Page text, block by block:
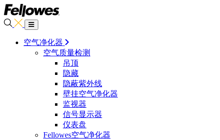
空气净化器
空气质量检测
吊顶
隐藏
隐蔽紫外线
壁挂空气净化器
监视器
信号显示器
仪表盘
Fellowes空气净化器